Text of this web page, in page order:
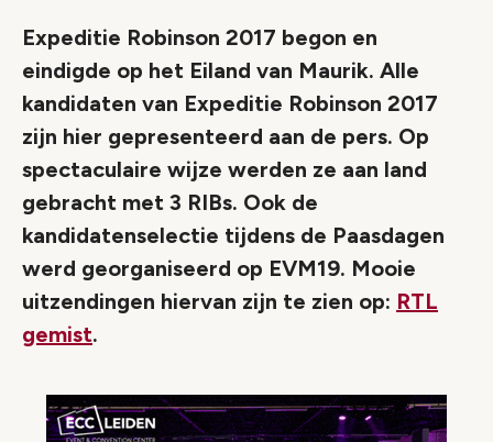
Expeditie Robinson 2017 begon en
eindigde op het Eiland van Maurik. Alle
kandidaten van Expeditie Robinson 2017
zijn hier gepresenteerd aan de pers. Op
spectaculaire wijze werden ze aan land
gebracht met 3 RIBs. Ook de
kandidatenselectie tijdens de Paasdagen
werd georganiseerd op EVM19. Mooie
uitzendingen hiervan zijn te zien op: RTL
gemist.